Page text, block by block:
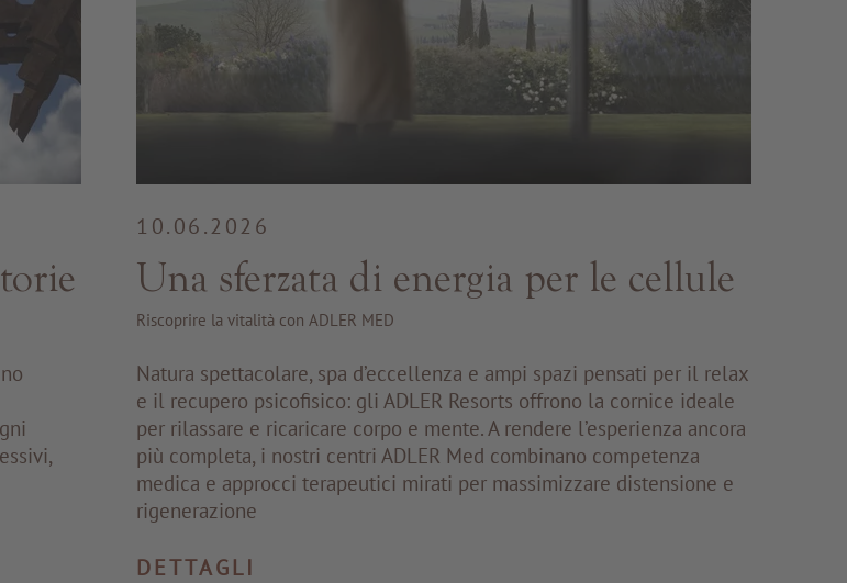
10.06.2026
Una sferzata di energia per le cellule
Riscoprire la vitalità con ADLER MED
Natura spettacolare, spa d’eccellenza e ampi spazi pensati per il relax
e il recupero psicofisico: gli ADLER Resorts offrono la cornice ideale
per rilassare e ricaricare corpo e mente. A rendere l’esperienza ancora
più completa, i nostri centri ADLER Med combinano competenza
medica e approcci terapeutici mirati per massimizzare distensione e
rigenerazione
DETTAGLI